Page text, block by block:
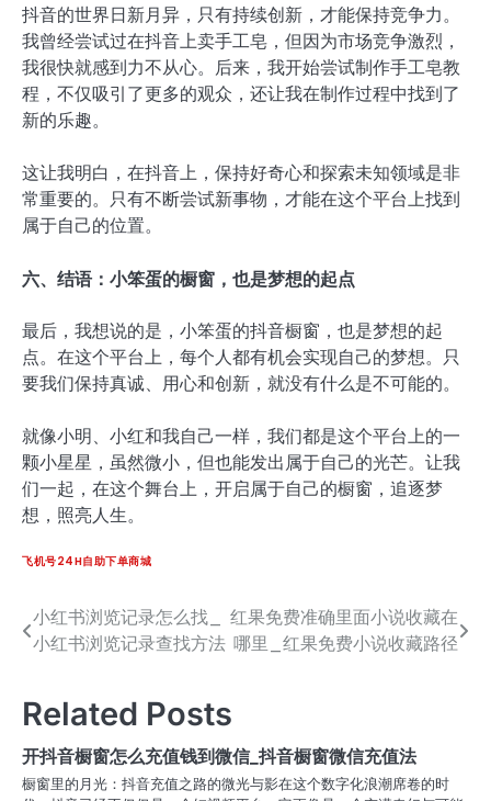
抖音的世界日新月异，只有持续创新，才能保持竞争力。
我曾经尝试过在抖音上卖手工皂，但因为市场竞争激烈，
我很快就感到力不从心。后来，我开始尝试制作手工皂教
程，不仅吸引了更多的观众，还让我在制作过程中找到了
新的乐趣。
这让我明白，在抖音上，保持好奇心和探索未知领域是非
常重要的。只有不断尝试新事物，才能在这个平台上找到
属于自己的位置。
六、结语：小笨蛋的橱窗，也是梦想的起点
最后，我想说的是，小笨蛋的抖音橱窗，也是梦想的起
点。在这个平台上，每个人都有机会实现自己的梦想。只
要我们保持真诚、用心和创新，就没有什么是不可能的。
就像小明、小红和我自己一样，我们都是这个平台上的一
颗小星星，虽然微小，但也能发出属于自己的光芒。让我
们一起，在这个舞台上，开启属于自己的橱窗，追逐梦
想，照亮人生。
飞机号24H自助下单商城
文
章
导
航
小红书浏览记录怎么找_
小红书浏览记录查找方法
红果免费准确里面小说收藏在
哪里_红果免费小说收藏路径
Related Posts
开抖音橱窗怎么充值钱到微信_抖音橱窗微信充值法
橱窗里的月光：抖音充值之路的微光与影在这个数字化浪潮席卷的时